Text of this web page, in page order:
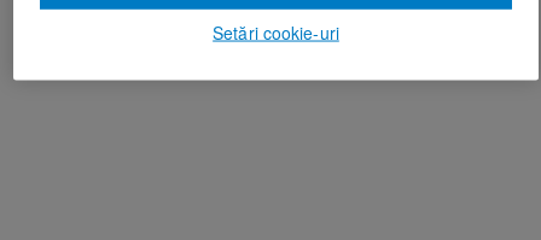
Setări cookie-uri